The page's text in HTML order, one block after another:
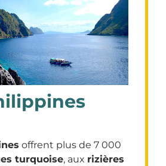
offrent plus de 7 000
turquoise, aux rizières